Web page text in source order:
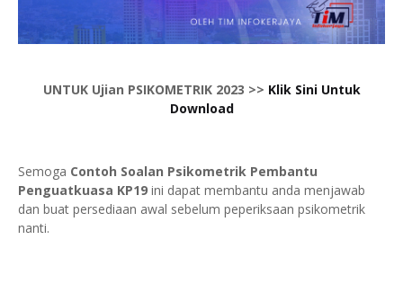
UNTUK Ujian PSIKOMETRIK 2023 >> Klik Sini Untuk
Download
Semoga Contoh Soalan Psikometrik Pembantu
Penguatkuasa KP19 ini dapat membantu anda menjawab
dan buat persediaan awal sebelum peperiksaan psikometrik
nanti.